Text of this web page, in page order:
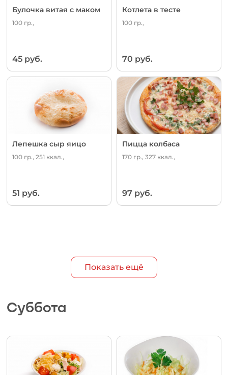
Булочка витая с маком
100 гр.,
45 руб.
Котлета в тесте
100 гр.,
70 руб.
Лепешка сыр яицо
100 гр., 251 ккал.,
51 руб.
Пицца колбаса
170 гр., 327 ккал.,
97 руб.
Показать ещё
Суббота